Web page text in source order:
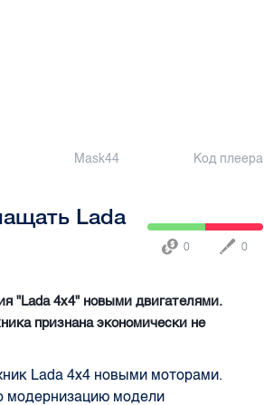
Mask44
Код плеера
Lada
0 0
"Lada 4x4" новыми двигателями.
признана экономически не
Lada 4x4 новыми моторами.
модернизацию модели